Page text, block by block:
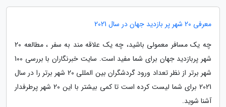
معرفی 20 شهر پر بازدید جهان در سال 2021
چه یک مسافر معمولی باشید، چه یک علاقه مند به سفر ، مطالعه 20
شهر پربازدید جهان برای شما مفید است. سایت خبرنگاران با بررسی 100
شهر برتر از نظر تعداد ورود گردشگران بین المللی 20 شهر برتر را در سال
2021 برای شما لیست کرده است تا کمی بیشتر با این 20 شهر پرطرفدار
آشنا شوید.